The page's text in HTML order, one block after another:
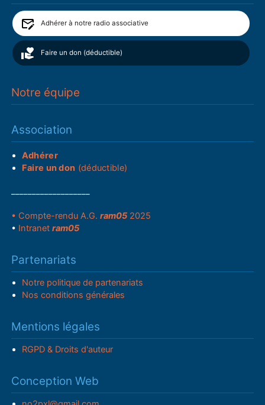
Adhérer à notre radio associative
Faire un don (déductible)
Notre équipe
Association
Adhérer
Faire un don (déductible)
• Compte-rendu A.G.ram05 2025
• Intranetram05
Partenariats
Notre politique de partenariats
Nos conditions générales
Mentions légales
RGPD & Droits d'auteur
Conception Web